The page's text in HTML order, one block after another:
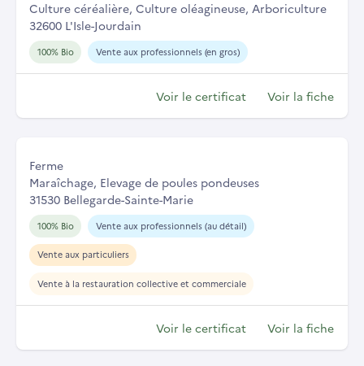
Culture céréalière, Culture oléagineuse, Arboriculture
32600 L'Isle-Jourdain
100% Bio Vente aux professionnels (en gros)
Voir le certificat Voir la fiche
Ferme
Maraîchage, Elevage de poules pondeuses
31530 Bellegarde-Sainte-Marie
100% Bio Vente aux professionnels (au détail)
Vente aux particuliers
Vente à la restauration collective et commerciale
Voir le certificat Voir la fiche